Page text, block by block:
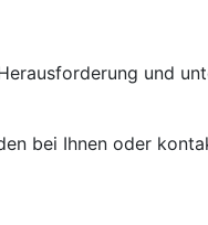
und
bei Ihnen oder